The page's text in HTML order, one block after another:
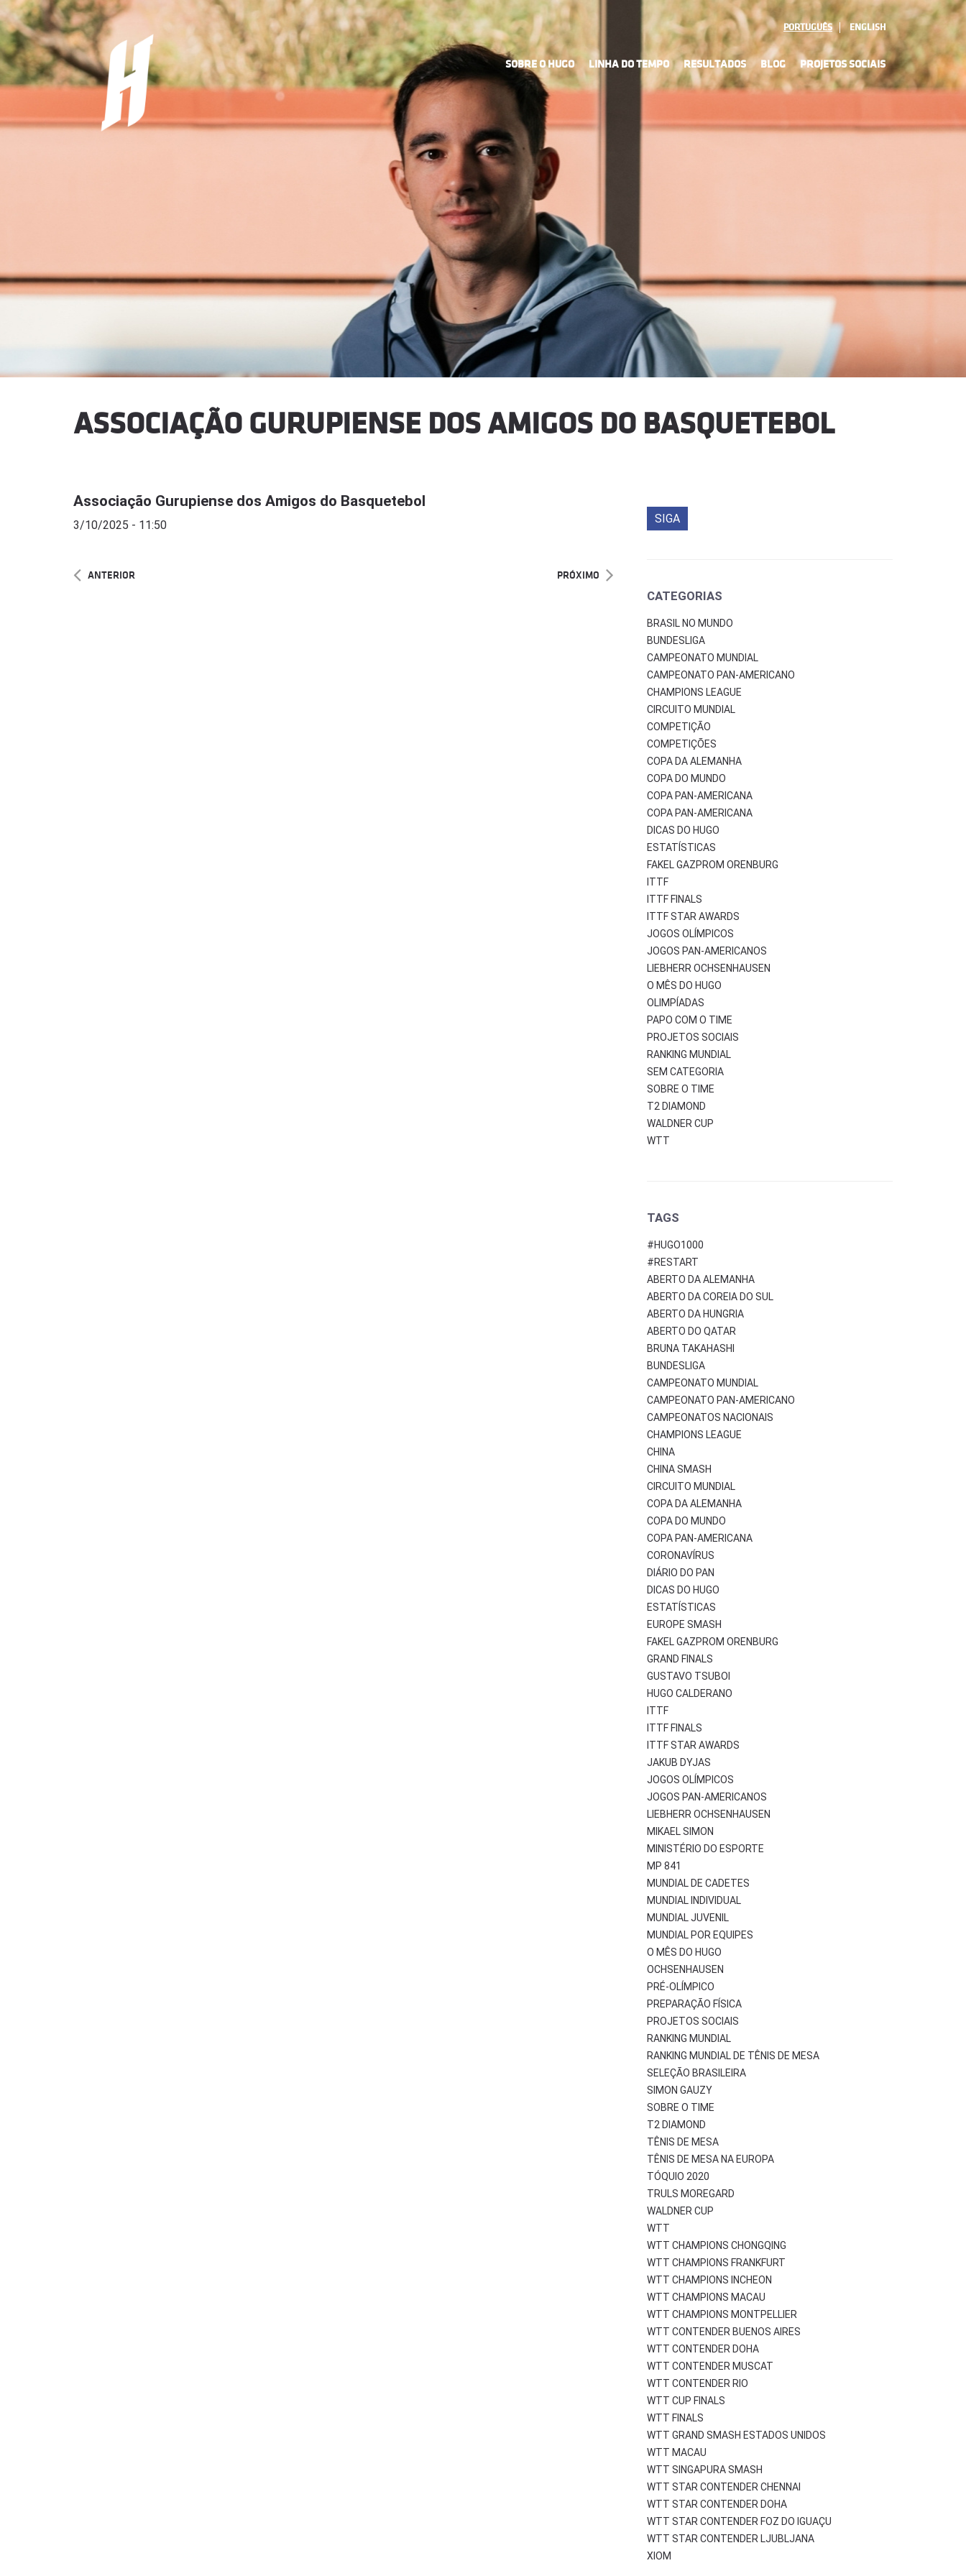
PORTUGUÊS ENGLISH
SOBRE O HUGO LINHA DO TEMPO RESULTADOS BLOG PROJETOS SOCIAIS
ASSOCIAÇÃO GURUPIENSE DOS AMIGOS DO BASQUETEBOL
Associação Gurupiense dos Amigos do Basquetebol
3/10/2025 - 11:50
ANTERIOR PRÓXIMO
SIGA
CATEGORIAS
BRASIL NO MUNDO
BUNDESLIGA
CAMPEONATO MUNDIAL
CAMPEONATO PAN-AMERICANO
CHAMPIONS LEAGUE
CIRCUITO MUNDIAL
COMPETIÇÃO
COMPETIÇÕES
COPA DA ALEMANHA
COPA DO MUNDO
COPA PAN-AMERICANA
COPA PAN-AMERICANA
DICAS DO HUGO
ESTATÍSTICAS
FAKEL GAZPROM ORENBURG
ITTF
ITTF FINALS
ITTF STAR AWARDS
JOGOS OLÍMPICOS
JOGOS PAN-AMERICANOS
LIEBHERR OCHSENHAUSEN
O MÊS DO HUGO
OLIMPÍADAS
PAPO COM O TIME
PROJETOS SOCIAIS
RANKING MUNDIAL
SEM CATEGORIA
SOBRE O TIME
T2 DIAMOND
WALDNER CUP
WTT
TAGS
#HUGO1000
#RESTART
ABERTO DA ALEMANHA
ABERTO DA COREIA DO SUL
ABERTO DA HUNGRIA
ABERTO DO QATAR
BRUNA TAKAHASHI
BUNDESLIGA
CAMPEONATO MUNDIAL
CAMPEONATO PAN-AMERICANO
CAMPEONATOS NACIONAIS
CHAMPIONS LEAGUE
CHINA
CHINA SMASH
CIRCUITO MUNDIAL
COPA DA ALEMANHA
COPA DO MUNDO
COPA PAN-AMERICANA
CORONAVÍRUS
DIÁRIO DO PAN
DICAS DO HUGO
ESTATÍSTICAS
EUROPE SMASH
FAKEL GAZPROM ORENBURG
GRAND FINALS
GUSTAVO TSUBOI
HUGO CALDERANO
ITTF
ITTF FINALS
ITTF STAR AWARDS
JAKUB DYJAS
JOGOS OLÍMPICOS
JOGOS PAN-AMERICANOS
LIEBHERR OCHSENHAUSEN
MIKAEL SIMON
MINISTÉRIO DO ESPORTE
MP 841
MUNDIAL DE CADETES
MUNDIAL INDIVIDUAL
MUNDIAL JUVENIL
MUNDIAL POR EQUIPES
O MÊS DO HUGO
OCHSENHAUSEN
PRÉ-OLÍMPICO
PREPARAÇÃO FÍSICA
PROJETOS SOCIAIS
RANKING MUNDIAL
RANKING MUNDIAL DE TÊNIS DE MESA
SELEÇÃO BRASILEIRA
SIMON GAUZY
SOBRE O TIME
T2 DIAMOND
TÊNIS DE MESA
TÊNIS DE MESA NA EUROPA
TÓQUIO 2020
TRULS MOREGARD
WALDNER CUP
WTT
WTT CHAMPIONS CHONGQING
WTT CHAMPIONS FRANKFURT
WTT CHAMPIONS INCHEON
WTT CHAMPIONS MACAU
WTT CHAMPIONS MONTPELLIER
WTT CONTENDER BUENOS AIRES
WTT CONTENDER DOHA
WTT CONTENDER MUSCAT
WTT CONTENDER RIO
WTT CUP FINALS
WTT FINALS
WTT GRAND SMASH ESTADOS UNIDOS
WTT MACAU
WTT SINGAPURA SMASH
WTT STAR CONTENDER CHENNAI
WTT STAR CONTENDER DOHA
WTT STAR CONTENDER FOZ DO IGUAÇU
WTT STAR CONTENDER LJUBLJANA
XIOM